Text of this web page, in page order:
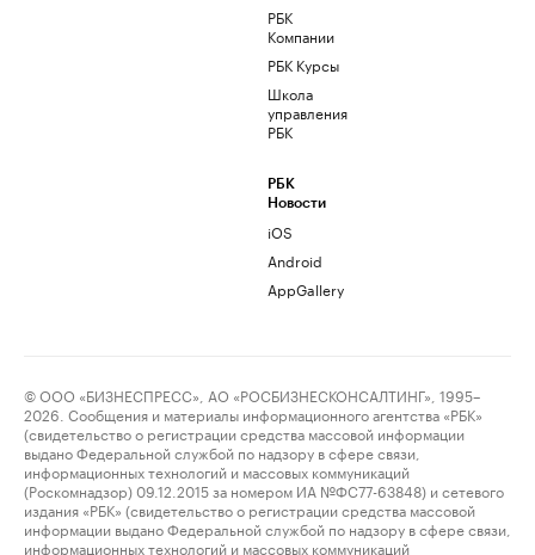
РБК
Компании
РБК Курсы
Школа
управления
РБК
РБК
Новости
iOS
Android
AppGallery
© ООО «БИЗНЕСПРЕСС», АО «РОСБИЗНЕСКОНСАЛТИНГ», 1995–
2026. Сообщения и материалы информационного агентства «РБК»
(свидетельство о регистрации средства массовой информации
выдано Федеральной службой по надзору в сфере связи,
информационных технологий и массовых коммуникаций
(Роскомнадзор) 09.12.2015 за номером ИА №ФС77-63848) и сетевого
издания «РБК» (свидетельство о регистрации средства массовой
информации выдано Федеральной службой по надзору в сфере связи,
информационных технологий и массовых коммуникаций